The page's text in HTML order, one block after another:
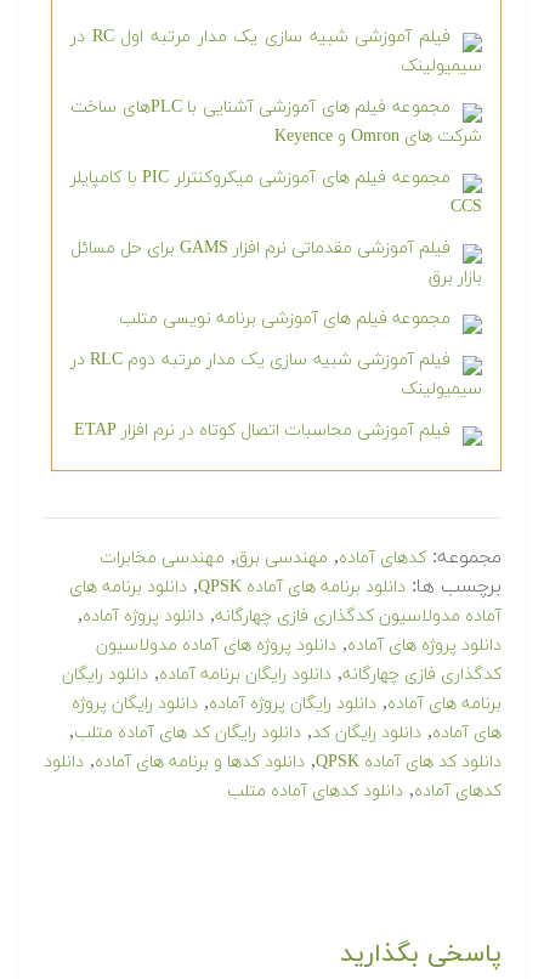
فیلم آموزشی شبیه سازی یک مدار مرتبه اول RC در
سیمیولینک
مجموعه فیلم های آموزشی آشنایی با PLCهای ساخت
شرکت های Omron و Keyence
مجموعه فیلم های آموزشی میکروکنترلر PIC با کامپایلر
CCS
فیلم آموزشی مقدماتی نرم افزار GAMS برای حل مسائل
بازار برق
مجموعه فیلم های آموزشی برنامه نویسی متلب
فیلم آموزشی شبیه سازی یک مدار مرتبه دوم RLC در
سیمیولینک
فیلم آموزشی محاسبات اتصال کوتاه در نرم افزار ETAP
مجموعه:کدهای آماده, مهندسی برق, مهندسی مخابرات
برچسب ها: دانلود برنامه های آماده QPSK , دانلود برنامه های
آماده مدولاسیون کدگذاری فازی چهارگانه, دانلود پروژه آماده,
دانلود پروژه های آماده, دانلود پروژه های آماده مدولاسیون
کدگذاری فازی چهارگانه, دانلود رایگان برنامه آماده, دانلود رایگان
برنامه های آماده, دانلود رایگان پروژه آماده, دانلود رایگان پروژه
های آماده, دانلود رایگان کد, دانلود رایگان کد های آماده متلب,
دانلود کد های آماده QPSK , دانلود کدها و برنامه های آماده, دانلود
کدهای آماده, دانلود کدهای آماده متلب
پاسخی بگذارید